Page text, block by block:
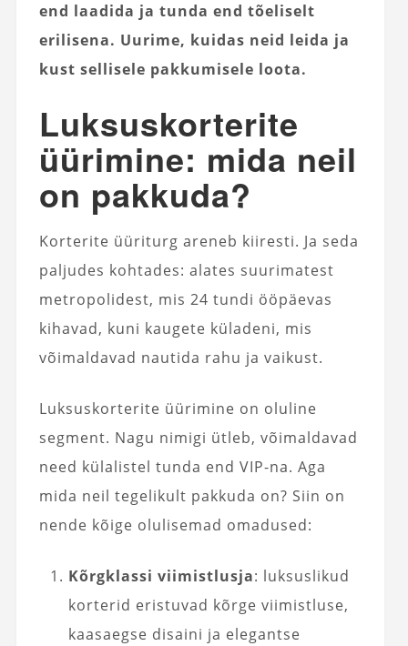
end laadida ja tunda end tõeliselt
erilisena. Uurime, kuidas neid leida ja
kust sellisele pakkumisele loota.
Luksuskorterite
üürimine: mida neil
on pakkuda?
Korterite üüriturg areneb kiiresti. Ja seda
paljudes kohtades: alates suurimatest
metropolidest, mis 24 tundi ööpäevas
kihavad, kuni kaugete küladeni, mis
võimaldavad nautida rahu ja vaikust.
Luksuskorterite üürimine on oluline
segment. Nagu nimigi ütleb, võimaldavad
need külalistel tunda end VIP-na. Aga
mida neil tegelikult pakkuda on? Siin on
nende kõige olulisemad omadused:
Kõrgklassi viimistlusja: luksuslikud
korterid eristuvad kõrge viimistluse,
kaasaegse disaini ja elegantse